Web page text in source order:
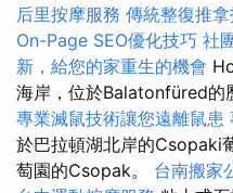
后里按摩服務 傳統整復推
On-Page SEO優化技巧 社
新，給您的家重生的機會
海岸，位於Balatonfüred的
專業滅鼠技術讓您遠離鼠患
於巴拉頓湖北岸的Csopaki
萄園的Csopak。 台南搬家